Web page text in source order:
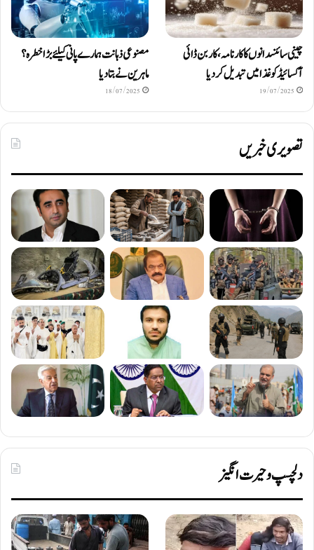
چینی سائنسدانوں کا کارنامہ، کاربن ڈائی
آکسائیڈ کو غذا میں تبدیل کردیا
19/07/2025
مصنوعی ذہانت ہمارے پانی کیلئے بڑا خطرہ؟
ماہرین نے بتا دیا
18/07/2025
تصویری خبریں
دلچسپ و حیرت انگیز